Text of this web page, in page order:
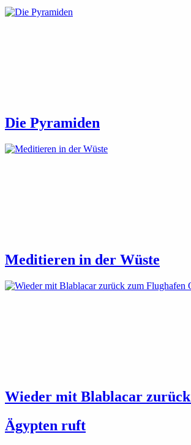
Die Pyramiden
Meditieren in der Wüste
Wieder mit Blablacar
Ägypten ruft